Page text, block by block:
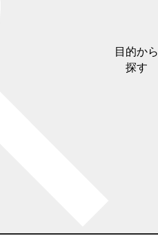
目的から
探す